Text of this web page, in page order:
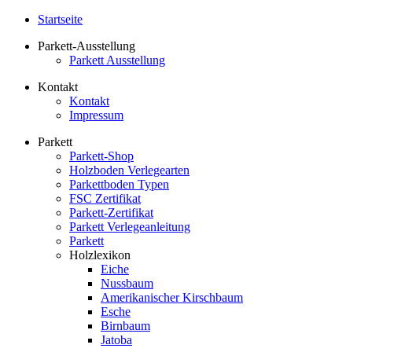
Startseite
Parkett-Ausstellung
Parkett Ausstellung
Kontakt
Kontakt
Impressum
Parkett
Parkett-Shop
Holzboden Verlegearten
Parkettboden Typen
FSC Zertifikat
Parkett-Zertifikat
Parkett Verlegeanleitung
Parkett
Holzlexikon
Eiche
Nussbaum
Amerikanischer Kirschbaum
Esche
Birnbaum
Jatoba